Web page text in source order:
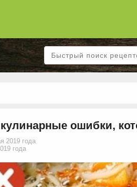
ошибки,
2019 года
года